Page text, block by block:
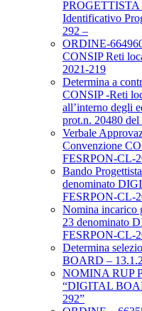
Identificativo
292 –
ORDINE-
CONSIP Reti
2021-219
Determina a
CONSIP -Reti
all’interno degli
prot.n. 20480 del
Verbale
Convenzione
FESRPON-CL-
Bando
denominato
FESRPON-CL-
Nomina incarico
23 denominato
FESRPON-CL-
Determina
BOARD –
NOMINA RUP
“DIGITAL
292”